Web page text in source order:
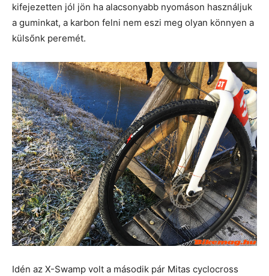
kifejezetten jól jön ha alacsonyabb nyomáson használjuk
a guminkat, a karbon felni nem eszi meg olyan könnyen a
külsőnk peremét.
Idén az X-Swamp volt a második pár Mitas cyclocross